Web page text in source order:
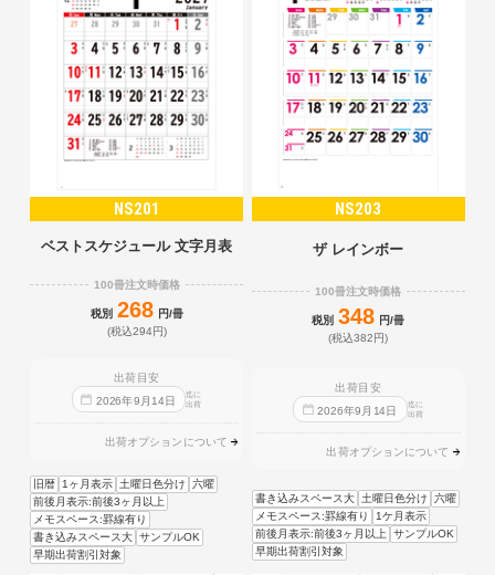
NS201
ベストスケジュール 文字月表
100冊注文時価格
税別 268 円/冊
(税込294円)
出荷目安
2026年9 月 14日
迄に
出荷
出荷オプションについて
旧暦 1ヶ月表示 土曜日色分け
六曜
前後月表示:前後3ヶ月以上
メモスペース:罫線有り
書き込みスペース大 サンプルOK
早期出荷割引対象
NS203
ザ レインボー
100冊注文時価格
税別 348 円/冊
(税込382円)
出荷目安
2026年9 月 14日
迄に
出荷
出荷オプションについて
書き込みスペース大 土曜日色分け
六曜
メモスペース:罫線有り
1ケ月表示
前後月表示:前後3ヶ月以上
サンプルOK
早期出荷割引対象